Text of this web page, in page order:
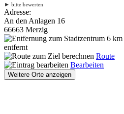
► bitte bewerten
Adresse:
An den Anlagen 16
66663 Merzig
6 km
entfernt
Route
Bearbeiten
Weitere Orte anzeigen